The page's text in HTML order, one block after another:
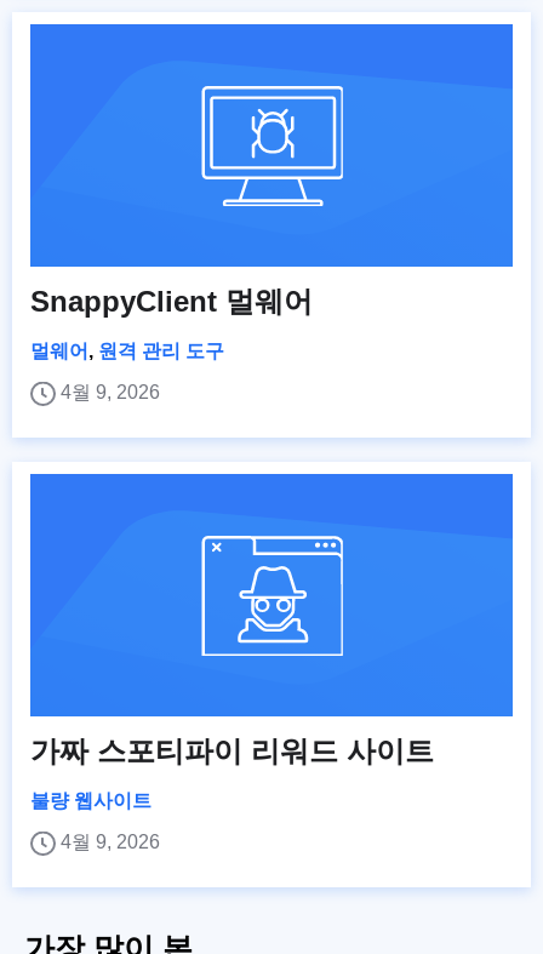
SnappyClient 멀웨어
멀웨어 , 원격 관리 도구
4월 9, 2026
가짜 스포티파이 리워드 사이트
불량 웹사이트
4월 9, 2026